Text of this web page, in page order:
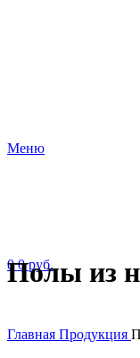
Меню
00руб.
Полы из
Главная Продукция